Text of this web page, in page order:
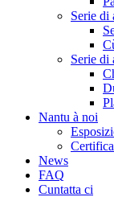
Serie di
Serie di
Nantu à noi
News
FAQ
Cuntatta ci